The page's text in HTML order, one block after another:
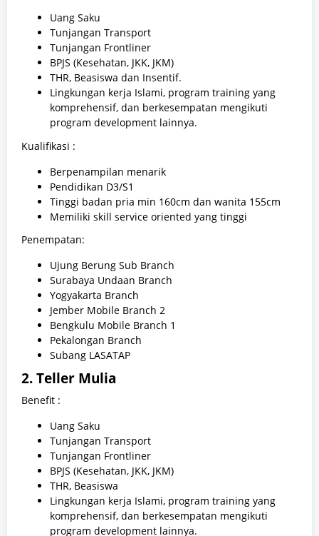
Uang Saku
Tunjangan Transport
Tunjangan Frontliner
BPJS (Kesehatan, JKK, JKM)
THR, Beasiswa dan Insentif.
Lingkungan kerja Islami, program training yang
komprehensif, dan berkesempatan mengikuti
program development lainnya.
Kualifikasi :
Berpenampilan menarik
Pendidikan D3/S1
Tinggi badan pria min 160cm dan wanita 155cm
Memiliki skill service oriented yang tinggi
Penempatan:
Ujung Berung Sub Branch
Surabaya Undaan Branch
Yogyakarta Branch
Jember Mobile Branch 2
Bengkulu Mobile Branch 1
Pekalongan Branch
Subang LASATAP
2. Teller Mulia
Benefit :
Uang Saku
Tunjangan Transport
Tunjangan Frontliner
BPJS (Kesehatan, JKK, JKM)
THR, Beasiswa
Lingkungan kerja Islami, program training yang
komprehensif, dan berkesempatan mengikuti
program development lainnya.